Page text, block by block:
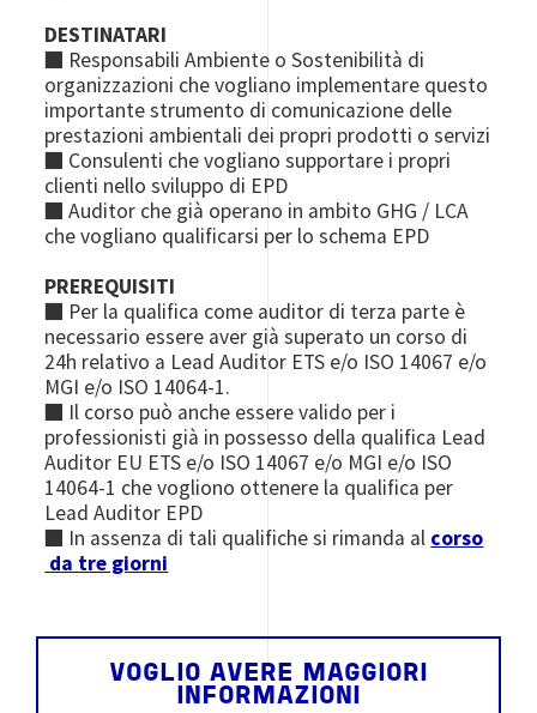
DESTINATARI
■ Responsabili Ambiente o Sostenibilità di
organizzazioni che vogliano implementare questo
importante strumento di comunicazione delle
prestazioni ambientali dei propri prodotti o servizi
■ Consulenti che vogliano supportare i propri
clienti nello sviluppo di EPD
■ Auditor che già operano in ambito GHG / LCA
che vogliano qualificarsi per lo schema EPD
PREREQUISITI
■ Per la qualifica come auditor di terza parte è
necessario essere aver già superato un corso di
24h relativo a Lead Auditor ETS e/o ISO 14067 e/o
MGI e/o ISO 14064-1.
■ Il corso può anche essere valido per i
professionisti già in possesso della qualifica Lead
Auditor EU ETS e/o ISO 14067 e/o MGI e/o ISO
14064-1 che vogliono ottenere la qualifica per
Lead Auditor EPD
■ In assenza di tali qualifiche si rimanda al corso
da tre giorni
VOGLIO AVERE MAGGIORI
INFORMAZIONI